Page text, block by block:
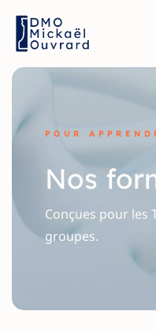
POUR
Nos
Conçues pour les
groupes.